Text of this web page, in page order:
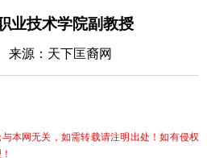
业技术学院副教授
来源：天下匡裔网
本网无关，如需转载请注明出处！如有侵权